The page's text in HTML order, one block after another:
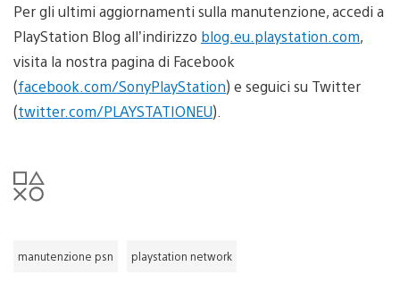
Per gli ultimi aggiornamenti sulla manutenzione, accedi a
PlayStation Blog all’indirizzo blog.eu.playstation.com,
visita la nostra pagina di Facebook
(facebook.com/SonyPlayStation) e seguici su Twitter
(twitter.com/PLAYSTATIONEU).
manutenzione psn playstation network